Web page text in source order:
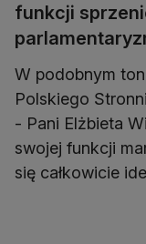
funkcji
W podobnym
Polskiego
- Pani Elżbieta
swojej funkcji
się całkowicie